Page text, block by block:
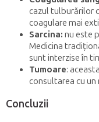
cazul tulburărilor
coagulare mai
Sarcina: nu este
Medicina
sunt interzise în
Tumoare:
consultarea cu
Concluzii